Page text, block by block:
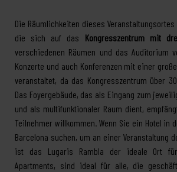
Die Räumlichkeiten dieses Veranstaltungsortes
die sich auf das Kongresszentrum mit
verschiedenen Räumen und das Auditorium
Konzerte und auch Konferenzen mit einer
veranstaltet, da das Kongresszentrum über
Das Foyergebäude, das als Eingang zum
und als multifunktionaler Raum dient,
Teilnehmer willkommen. Wenn Sie ein Hotel in
Barcelona suchen, um an einer Veranstaltung
ist das Lugaris Rambla der ideale Ort
Apartments, sind ideal für alle, die